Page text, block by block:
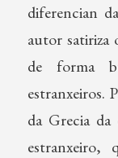
diferencian
autor satiriza
de forma
estranxeiros.
da Grecia